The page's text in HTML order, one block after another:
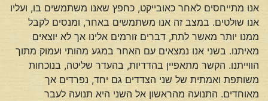
אנו מתייחסים לאחר כאובייקט, כחפץ שאנו משתמשים בו, ועליו
אנו שולטים. במצב זה אנו משתמשים באחר, ומנסים לקבל
ממנו יותר מאשר לתת, דברים זורמים אלינו אך לא יוצאים
מאיתנו. בשני אנו נמצאים עם האחר במגע מהותי ועמוק מתוך
הווייתנו. הקשר מתאפיין בהדדיות, בהעדר שליטה, בנוכחות
משותפת ואמתית של שני הצדדים גם יחד, נפרדים אך
מאוחדים. התנועה מהראשון אל השני היא תנועה לעבר